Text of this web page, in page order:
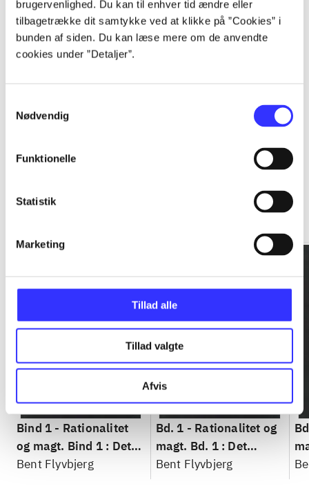
brugervenlighed. Du kan til enhver tid ændre eller
tilbagetrække dit samtykke ved at klikke på ”Cookies” i
bunden af siden. Du kan læse mere om de anvendte
cookies under ”Detaljer”.
Nødvendig
Funktionelle
Statistik
Marketing
Tillad alle
Tillad valgte
Afvis
...
Bind 1 - Rationalitet
og magt. Bind 1 : Det
konkretes videnskab
Bent Flyvbjerg
Bd. 1 - Rationalitet og
magt. Bd. 1 : Det
konkretes videnskab
Bent Flyvbjerg